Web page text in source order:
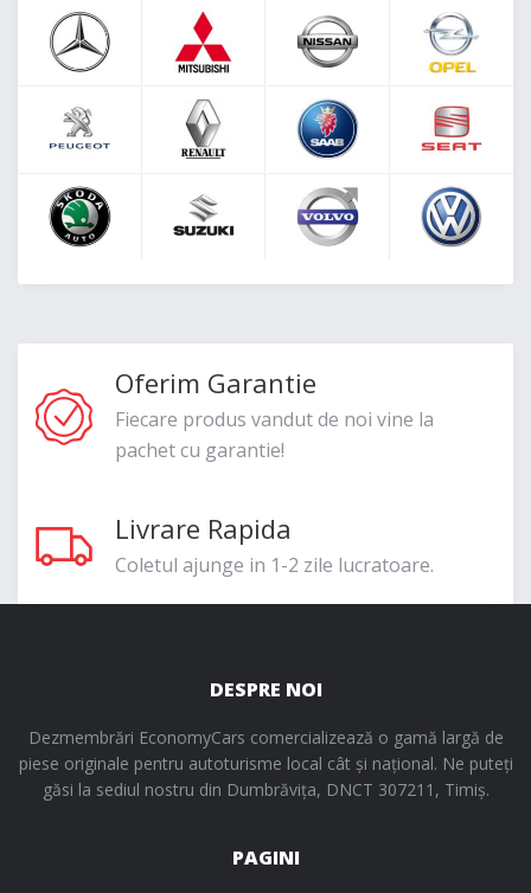
Oferim Garantie
Fiecare produs vandut de noi vine la
pachet cu garantie!
Livrare Rapida
Coletul ajunge in 1-2 zile lucratoare.
DESPRE NOI
Dezmembrări EconomyCars comercializează o gamă largă de
piese originale pentru autoturisme local cât și național. Ne puteți
găsi la sediul nostru din Dumbrăvița, DNCT 307211, Timiș.
PAGINI